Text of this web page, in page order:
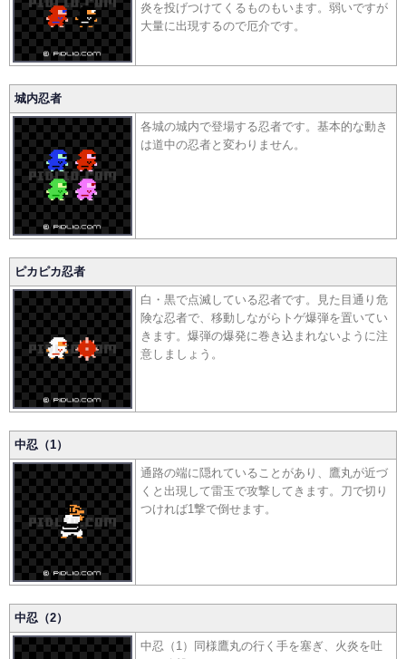
炎を投げつけてくるものもいます。弱いですが
大量に出現するので厄介です。
城内忍者
各城の城内で登場する忍者です。基本的な動き
は道中の忍者と変わりません。
ピカピカ忍者
白・黒で点滅している忍者です。見た目通り危
険な忍者で、移動しながらトゲ爆弾を置いてい
きます。爆弾の爆発に巻き込まれないように注
意しましょう。
中忍（1）
通路の端に隠れていることがあり、鷹丸が近づ
くと出現して雷玉で攻撃してきます。刀で切り
つければ1撃で倒せます。
中忍（2）
中忍（1）同様鷹丸の行く手を塞ぎ、火炎を吐